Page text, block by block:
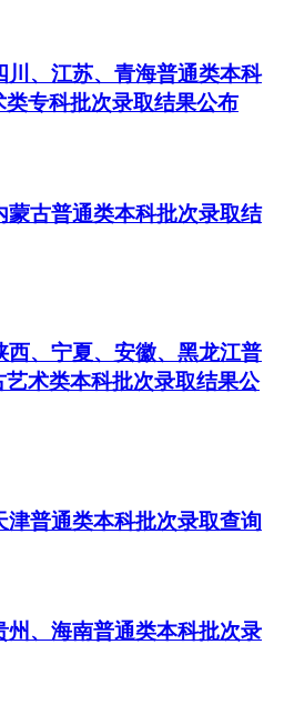
川、江苏、青海普通类本科
专科批次录取结果公布
蒙古普通类本科批次录取结
西、宁夏、安徽、黑龙江普
术类本科批次录取结果公
津普通类本科批次录取查询
州、海南普通类本科批次录